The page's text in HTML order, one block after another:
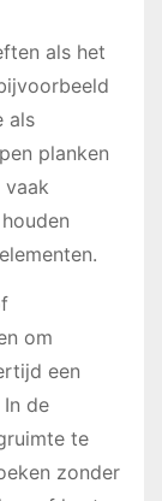
als het
als
planken
vaak
om
een
de
te
zonder